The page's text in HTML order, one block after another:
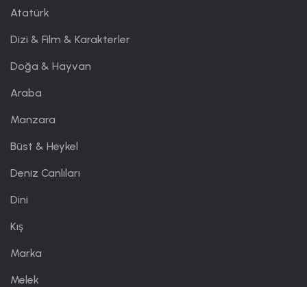
Atatürk
Dizi & Film & Karakterler
Doğa & Hayvan
Araba
Manzara
Büst & Heykel
Deniz Canlıları
Dini
Kış
Marka
Melek